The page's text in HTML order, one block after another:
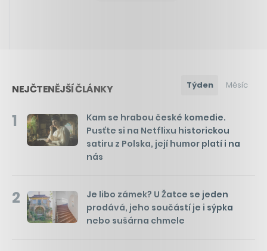
NEJČTENĚJŠÍ ČLÁNKY Týden Měsíc
1
Kam se hrabou české komedie.
Pusťte si na Netflixu historickou
satiru z Polska, její humor platí i na
nás
2
Je libo zámek? U Žatce se jeden
prodává, jeho součástí je i sýpka
nebo sušárna chmele